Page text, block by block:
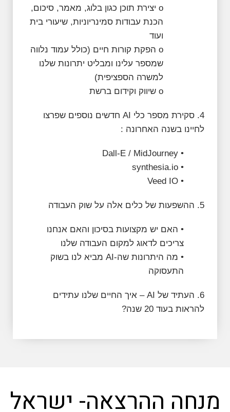
o יצירת תוכן כגון בלוג, מאמר, סיכום,
הכנת עבודות סמינריוניות, שיעורי בית
ועוד
o הפקת קורות חיים (כולל עמוד נלווה
שמספר עלינו ומבליט יתרונות שלנו
למשרה הספציפית)
o שיווק וקידום ברשת
4. סקירת מספר כלי AI חדשים נוספים שפרצו
לחיינו בשנה האחרונה :
• Dall-E / MidJourney
• synthesia.io
• Veed IO
5. ההשפעות של כלים אלה על שוק העבודה
• האם יש מקצועות בסיכון והאם אנחנו
צריכים לדאוג למקום העבודה שלנו
• מה היתרונות שה-AI מביא לנו בשוק
התעסוקה
6. העתיד של AI – איך החיים שלנו עתידים
להראות בעוד 20 שנה?
מנחה ההרצאה- ישראל